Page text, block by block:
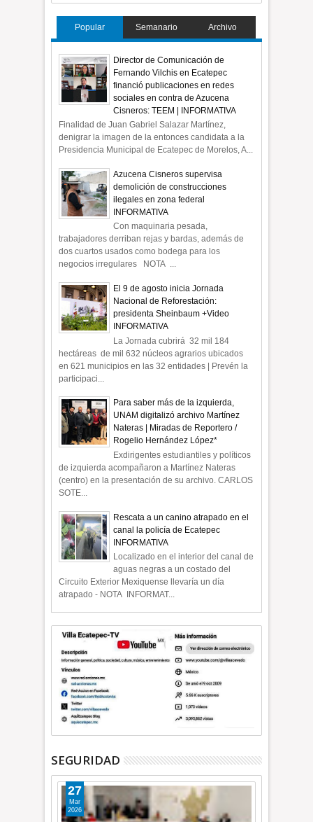
Popular Semanario Archivo
Director de Comunicación de
Fernando Vilchis en Ecatepec
financió publicaciones en redes
sociales en contra de Azucena
Cisneros: TEEM | INFORMATIVA
Finalidad de Juan Gabriel Salazar Martínez,
denigrar la imagen de la entonces candidata a la
Presidencia Municipal de Ecatepec de Morelos, A...
Azucena Cisneros supervisa
demolición de construcciones
ilegales en zona federal
INFORMATIVA
Con maquinaria pesada,
trabajadores derriban rejas y bardas, además de
dos cuartos usados como bodega para los
negocios irregulares NOTA ...
El 9 de agosto inicia Jornada
Nacional de Reforestación:
presidenta Sheinbaum +Video
INFORMATIVA
La Jornada cubrirá 32 mil 184
hectáreas de mil 632 núcleos agrarios ubicados
en 621 municipios en las 32 entidades | Prevén la
participaci...
Para saber más de la izquierda,
UNAM digitalizó archivo Martínez
Nateras | Miradas de Reportero /
Rogelio Hernández López*
Exdirigentes estudiantiles y políticos
de izquierda acompañaron a Martínez Nateras
(centro) en la presentación de su archivo. CARLOS
SOTE...
Rescata a un canino atrapado en el
canal la policía de Ecatepec
INFORMATIVA
Localizado en el interior del canal de
aguas negras a un costado del
Circuito Exterior Mexiquense llevaría un día
atrapado - NOTA INFORMAT...
SEGURIDAD
27
Mar
2026